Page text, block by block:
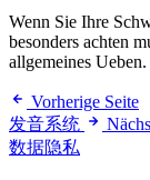
Wenn Sie Ihre
besonders achten
allgemeines Ueben.
Vorherige Seite
发音系统
数据隐私